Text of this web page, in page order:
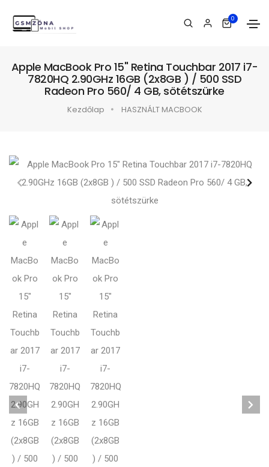
0
Apple MacBook Pro 15" Retina Touchbar 2017 i7-
7820HQ 2.90GHz 16GB (2x8GB ) / 500 SSD
Radeon Pro 560/ 4 GB, sötétszürke
Kezdőlap HASZNÁLT MACBOOK